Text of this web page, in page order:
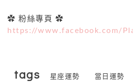
✿ 粉絲專頁 ✿
https://www.facebook.com/
tags 星座運勢 當日運勢